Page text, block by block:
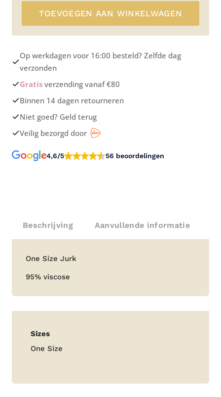
TOEVOEGEN AAN WINKELWAGEN
Op werkdagen voor 16:00 besteld? Zelfde dag
verzonden
Gratis verzending vanaf €80
Binnen 14 dagen retourneren
Niet goed? Geld terug
Veilig bezorgd door
4,6/5 56 beoordelingen
Beschrijving Aanvullende informatie
Beschrijving
One Size Jurk
95% viscose
Aanvullende
Sizes
One Size